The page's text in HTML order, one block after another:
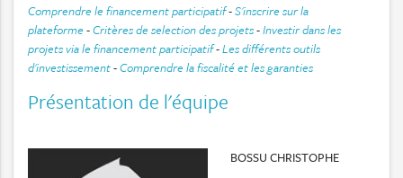
Comprendre le financement participatif-S'inscrire sur la
plateforme -Critères de selection des projets-Investir dans les
projets via le financement participatif-Les différents outils
d'investissement-Comprendre la fiscalité et les garanties
Présentation de l'équipe
BOSSU CHRISTOPHE